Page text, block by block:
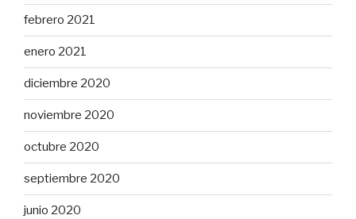
febrero 2021
enero 2021
diciembre 2020
noviembre 2020
octubre 2020
septiembre 2020
junio 2020